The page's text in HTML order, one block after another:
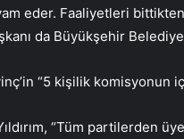
eder. Faaliyetleri
da Büyükşehir Belediye
“5 kişilik komisyonun
“Tüm partilerden